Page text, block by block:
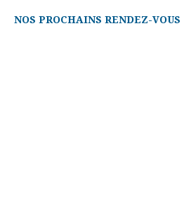
NOS PROCHAINS RENDEZ-VOUS